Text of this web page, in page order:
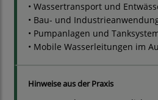
• Wassertransport und
• Bau- und
• Pumpanlagen und
• Mobile Wasserleitungen im
Hinweise aus der Praxis